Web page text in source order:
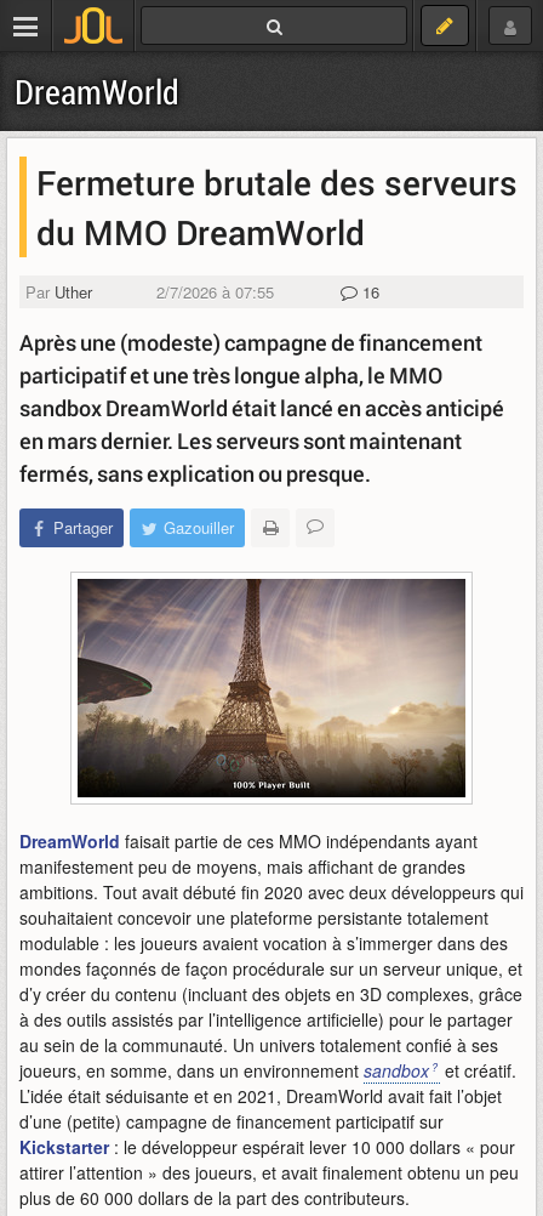
DreamWorld
Fermeture brutale des serveurs
du MMO DreamWorld
Par Uther 2/7/2026 à 07:55 16
Après une (modeste) campagne de financement
participatif et une très longue alpha, le MMO
sandbox DreamWorld était lancé en accès anticipé
en mars dernier. Les serveurs sont maintenant
fermés, sans explication ou presque.
Partager Gazouiller
DreamWorld faisait partie de ces MMO indépendants ayant
manifestement peu de moyens, mais affichant de grandes
ambitions. Tout avait débuté fin 2020 avec deux développeurs qui
souhaitaient concevoir une plateforme persistante totalement
modulable : les joueurs avaient vocation à s’immerger dans des
mondes façonnés de façon procédurale sur un serveur unique, et
d’y créer du contenu (incluant des objets en 3D complexes, grâce
à des outils assistés par l’intelligence artificielle) pour le partager
au sein de la communauté. Un univers totalement confié à ses
joueurs, en somme, dans un environnement sandbox
et créatif.
L’idée était séduisante et en 2021, DreamWorld avait fait l’objet
d’une (petite) campagne de financement participatif sur
Kickstarter: le développeur espérait lever 10 000 dollars « pour
attirer l’attention » des joueurs, et avait finalement obtenu un peu
plus de 60 000 dollars de la part des contributeurs.